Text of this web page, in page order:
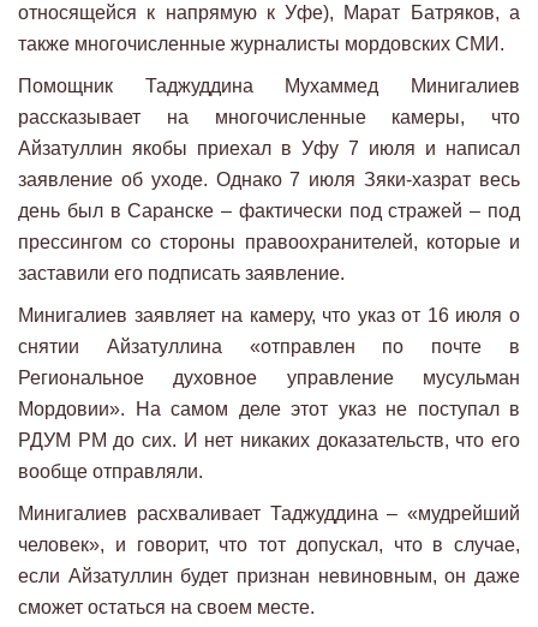
относящейся к напрямую к Уфе), Марат Батряков, а
также многочисленные журналисты мордовских СМИ.
Помощник Таджуддина Мухаммед Минигалиев
рассказывает на многочисленные камеры, что
Айзатуллин якобы приехал в Уфу 7 июля и написал
заявление об уходе. Однако 7 июля Зяки-хазрат весь
день был в Саранске – фактически под стражей – под
прессингом со стороны правоохранителей, которые и
заставили его подписать заявление.
Минигалиев заявляет на камеру, что указ от 16 июля о
снятии Айзатуллина «отправлен по почте в
Региональное духовное управление мусульман
Мордовии». На самом деле этот указ не поступал в
РДУМ РМ до сих. И нет никаких доказательств, что его
вообще отправляли.
Минигалиев расхваливает Таджуддина – «мудрейший
человек», и говорит, что тот допускал, что в случае,
если Айзатуллин будет признан невиновным, он даже
сможет остаться на своем месте.